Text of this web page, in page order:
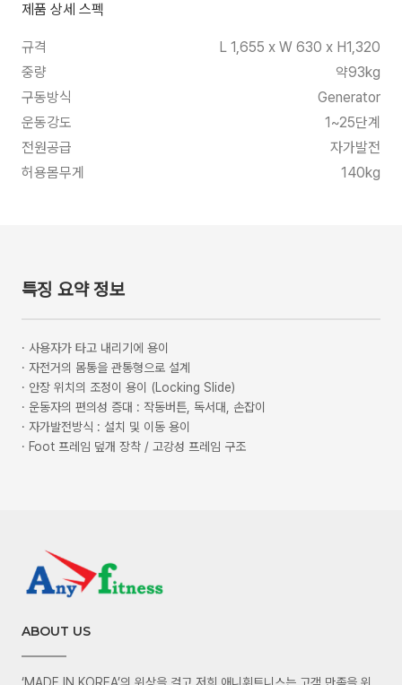
제품 상세 스펙
규격
L 1,655 x W 630 x H1,320
중량
약93kg
구동방식
Generator
운동강도
1~25단계
전원공급
자가발전
허용몸무게
140kg
특징 요약 정보
· 사용자가 타고 내리기에 용이
· 자전거의 몸통을 관통형으로 설계
· 안장 위치의 조정이 용이 (Locking Slide)
· 운동자의 편의성 증대 : 작동버튼, 독서대, 손잡이
· 자가발전방식 : 설치 및 이동 용이
· Foot 프레임 덮개 장착 / 고강성 프레임 구조
ABOUT US